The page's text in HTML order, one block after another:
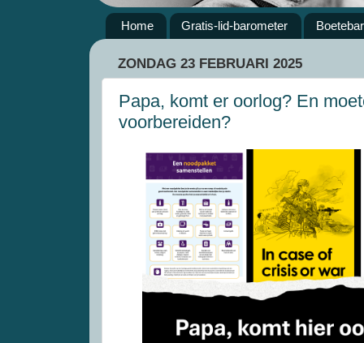
Home Gratis-lid-barometer
ZONDAG 23 FEBRUARI 2025
Papa, komt er oorlog? En
voorbereiden?